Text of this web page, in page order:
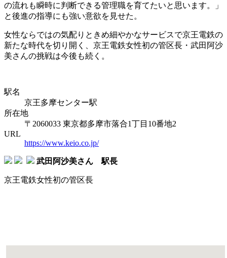
の流れも瞬時に判断できる管理職を育てたいと思います。」
と後進の指導にも強い意欲を見せた。
女性ならではの気配りときめ細やかなサービスで京王電鉄の
新たな時代を切り開く、京王電鉄女性初の管区長・武田阿沙
美さんの挑戦は今後も続く。
駅名
京王多摩センター駅
所在地
〒2060033 東京都多摩市落合1丁目10番地2
URL
https://www.keio.co.jp/
武田阿沙美さん 駅長
京王電鉄女性初の管区長